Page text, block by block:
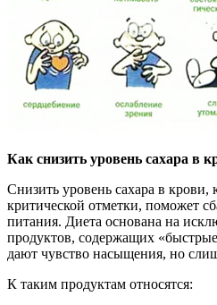
Как снизить уровень сахара в
Снизить уровень сахара в крови,
критической отметки, поможет
питания. Диета основана на
продуктов, содержащих
дают чувство насыщения, но
К таким продуктам относятся: